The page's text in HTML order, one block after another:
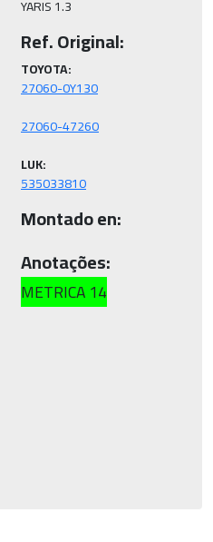
Ref. Original:
TOYOTA:
LUK:
535033810
Montado en:
Anotações:
METRICA 14